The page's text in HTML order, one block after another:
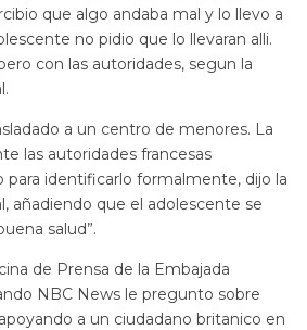
que algo andaba mal y lo llevo a
no pidio que lo llevaran alli.
con las autoridades, segun la
a un centro de menores. La
las autoridades francesas
para identificarlo formalmente, dijo la
añadiendo que el adolescente se
salud”.
de Prensa de la Embajada
NBC News le pregunto sobre
a un ciudadano britanico en